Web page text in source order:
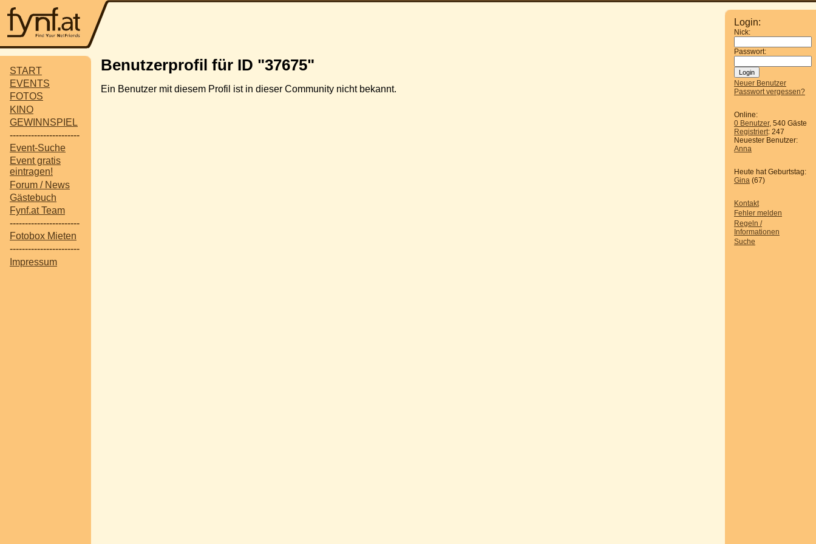
START
EVENTS
FOTOS
KINO
GEWINNSPIEL
-----------------------
Event-Suche
Event gratis
eintragen!
Forum / News
Gästebuch
Fynf.at Team
-----------------------
Fotobox Mieten
-----------------------
Impressum
Login:
Nick:
Passwort:
Neuer Benutzer
Passwort vergessen?
Online:
0 Benutzer, 540 Gäste
Registriert: 247
Neuester Benutzer:
Anna
Heute hat Geburtstag:
Gina (67)
Kontakt
Fehler melden
Regeln /
Informationen
Suche
Benutzerprofil für ID "37675"
Ein Benutzer mit diesem Profil ist in dieser Community nicht bekannt.